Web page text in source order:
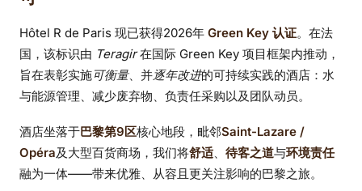
Hôtel R de Paris 现已获得2026年 Green Key 认证。在法
国，该标识由 Teragir在国际 Green Key 项目框架内推动，
旨在表彰实施可衡量、并逐年改进的可持续实践的酒店：水
与能源管理、减少废弃物、负责任采购以及团队动员。
酒店坐落于巴黎第9区核心地段，毗邻Saint-Lazare /
Opéra及大型百货商场，我们将舒适、 待客之道与环境责任
融为一体——带来优雅、从容且更关注影响的巴黎之旅。